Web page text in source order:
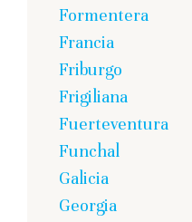
Formentera
Francia
Friburgo
Frigiliana
Fuerteventura
Funchal
Galicia
Georgia